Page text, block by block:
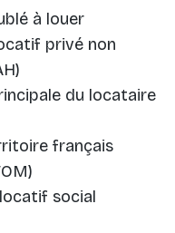
à louer
privé non
du locataire
français
social